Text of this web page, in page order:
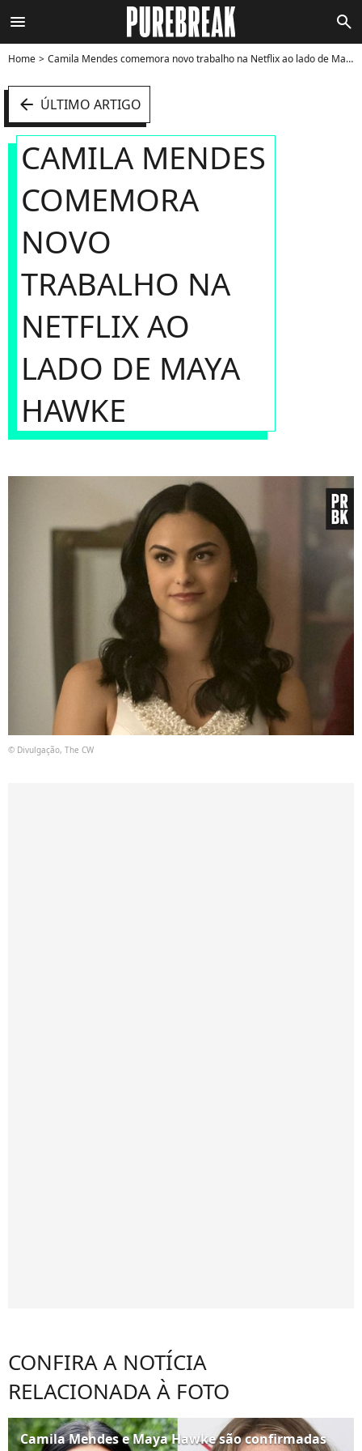
menu search
Home Camila Mendes comemora novo trabalho na Netflix ao lado de Maya Hawke - Foto
arrow_left ÚLTIMO ARTIGO
CAMILA MENDES
COMEMORA
NOVO
TRABALHO NA
NETFLIX AO
LADO DE MAYA
HAWKE
© Divulgação, The CW
CONFIRA A NOTÍCIA
RELACIONADA À FOTO
Camila Mendes e Maya Hawke são confirmadas